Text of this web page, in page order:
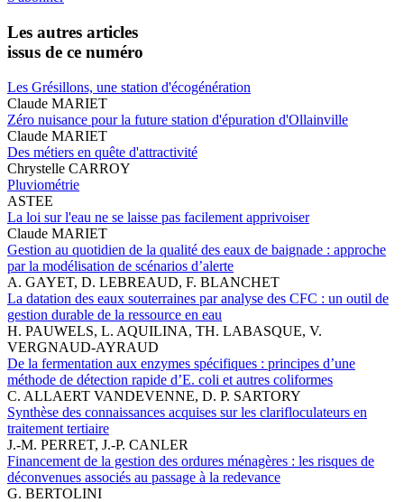
Les autres articles
issus de ce numéro
Les Grésillons, une station d'écogénération
Claude MARIET
Zéro nuisance pour la future station d'épuration d'Ollainville
Claude MARIET
Des métiers en quête d'attractivité
Chrystelle CARROY
Pluviométrie
ASTEE
La loi sur l'eau ne se laisse pas facilement apprivoiser
Claude MARIET
Gestion au quotidien de la qualité des eaux de baignade : approche
par la modélisation de scénarios d’alerte
A. GAYET, D. LEBREAUD, F. BLANCHET
La datation des eaux souterraines par analyse des CFC : un outil de
gestion durable de la ressource en eau
H. PAUWELS, L. AQUILINA, TH. LABASQUE, V.
VERGNAUD-AYRAUD
De la fermentation aux enzymes spécifiques : principes d’une
méthode de détection rapide d’E. coli et autres coliformes
C. ALLAERT VANDEVENNE, D. P. SARTORY
Synthèse des connaissances acquises sur les clarifloculateurs en
traitement tertiaire
J.-M. PERRET, J.-P. CANLER
Financement de la gestion des ordures ménagères : les risques de
déconvenues associés au passage à la redevance
G. BERTOLINI